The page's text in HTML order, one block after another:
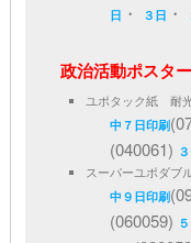
日 ・ ３日 ・
政治活動ポスタ
ユポタック紙 耐
中７日印刷
(040061)
スーパーユポダブ
中９日印刷
(060059)